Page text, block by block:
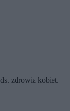
zdrowia kobiet.